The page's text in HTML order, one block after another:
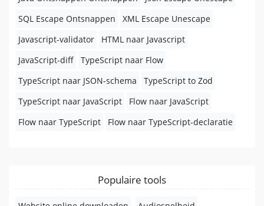
SQL Escape Ontsnappen
XML Escape Unescape
Javascript-validator
HTML naar Javascript
JavaScript-diff
TypeScript naar Flow
TypeScript naar JSON-schema
TypeScript to Zod
TypeScript naar JavaScript
Flow naar JavaScript
Flow naar TypeScript
Flow naar TypeScript-declaratie
Populaire tools